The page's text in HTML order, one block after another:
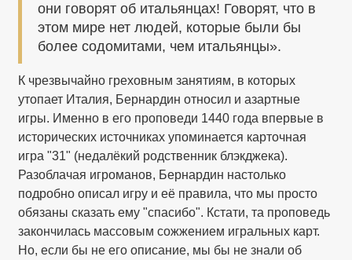
они говорят об итальянцах! Говорят, что в
этом мире нет людей, которые были бы
более содомитами, чем итальянцы».
К чрезвычайно греховным занятиям, в которых
утопает Италия, Бернардин относил и азартные
игры. Именно в его проповеди 1440 года впервые в
исторических источниках упоминается карточная
игра "31" (недалёкий родственник блэкджека).
Разоблачая игроманов, Бернардин настолько
подробно описал игру и её правила, что мы просто
обязаны сказать ему "спасибо". Кстати, та проповедь
закончилась массовым сожжением игральных карт.
Но, если бы не его описание, мы бы не знали об